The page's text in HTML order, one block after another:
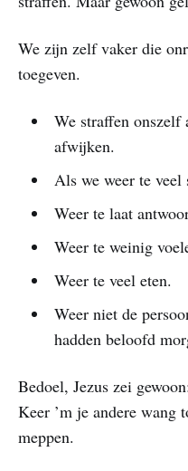
We zijn zelf vaker die
toegeven.
We straffen onszelf
afwijken.
Als we weer te veel
Weer te laat
Weer te weinig
Weer te veel eten.
Weer niet de
hadden beloofd
Bedoel, Jezus zei
Keer ’m je andere wang
meppen.